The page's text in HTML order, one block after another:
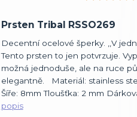
Prsten Tribal RSSO269
Decentní ocelové šperky. ,,V
Tento prsten to jen potvrzuje.
možná jednoduše, ale na ruce
elegantně. Materiál: stainless
Šíře: 8mm Tloušťka: 2 mm
popis